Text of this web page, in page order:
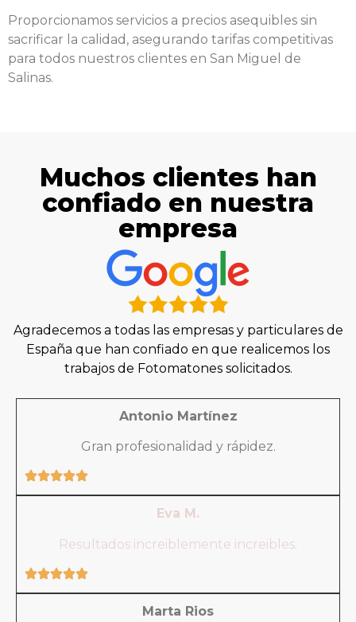
Proporcionamos servicios a precios asequibles sin
sacrificar la calidad, asegurando tarifas competitivas
para todos nuestros clientes en San Miguel de
Salinas.
Muchos clientes han
confiado en nuestra
empresa
Agradecemos a todas las empresas y particulares de
España que han confiado en que realicemos los
trabajos de Fotomatones solicitados.
Antonio Martínez
Gran profesionalidad y rápidez.
Eva M.
Resultados increiblemente increibles.
Marta Rios